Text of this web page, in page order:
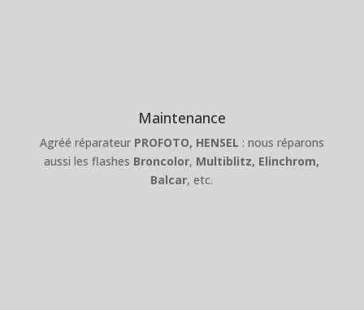
Maintenance
Agréé réparateur PROFOTO, HENSEL : nous réparons
aussi les flashes Broncolor, Multiblitz, Elinchrom,
Balcar, etc.